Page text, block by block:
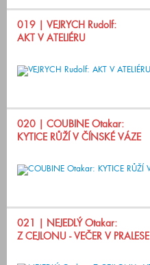
019 | VEJRYCH Rudolf:
AKT V ATELIÉRU
020 | COUBINE Otakar:
KYTICE RŮŽÍ V ČÍNSKÉ VÁZE
021 | NEJEDLÝ Otakar:
Z CEJLONU - VEČER V PRALESE